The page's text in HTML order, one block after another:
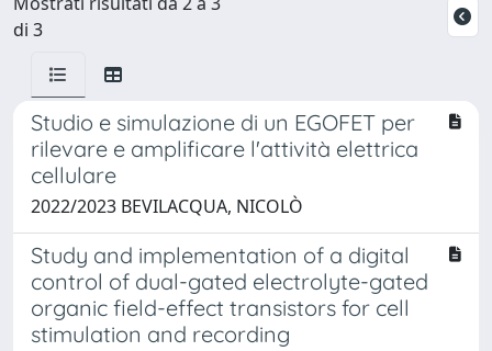
di 3
Studio e simulazione di un EGOFET per
rilevare e amplificare l'attività elettrica
cellulare
2022/2023 BEVILACQUA, NICOLÒ
Study and implementation of a digital
control of dual-gated electrolyte-gated
organic field-effect transistors for cell
stimulation and recording